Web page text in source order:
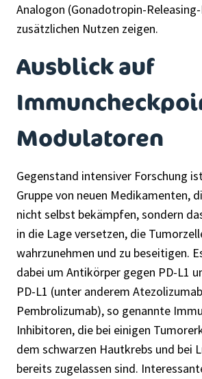
Analogon (Gonadotropin-
zusätzlichen Nutzen zeigen.
Ausblick auf
Modulatoren
Gegenstand intensiver Forschung
Gruppe von neuen Medikamenten,
nicht selbst bekämpfen, sondern
in die Lage versetzen, die
wahrzunehmen und zu beseitigen.
dabei um Antikörper gegen PD-L1
PD-L1 (unter anderem
Pembrolizumab), so genannte
Inhibitoren, die bei einigen
dem schwarzen Hautkrebs und bei
bereits zugelassen sind.